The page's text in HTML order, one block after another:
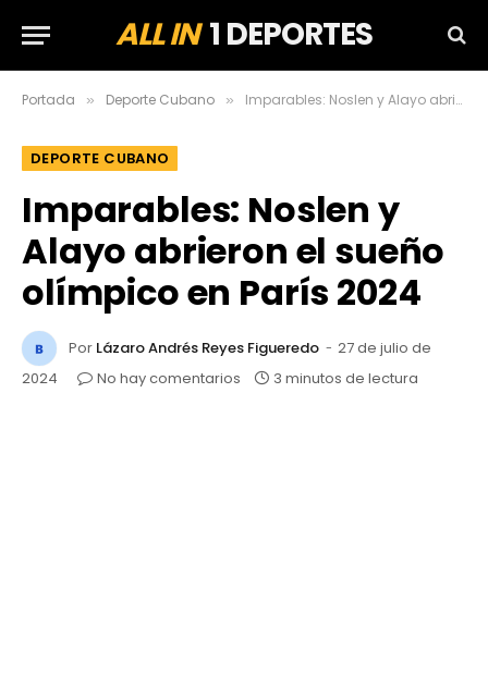
ALL IN1 DEPORTES
Portada » Deporte Cubano » Imparables: Noslen y Alayo abrieron el sueño olímpico en París 2024
DEPORTE CUBANO
Imparables: Noslen y
Alayo abrieron el sueño
olímpico en París 2024
Por Lázaro Andrés Reyes Figueredo
27 de julio de
2024
No hay comentarios 3 minutos de lectura